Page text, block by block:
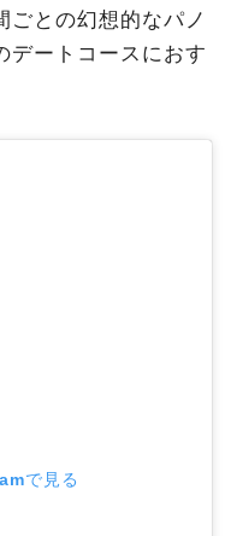
ごとの幻想的なパノ
デートコースにおす
で見る